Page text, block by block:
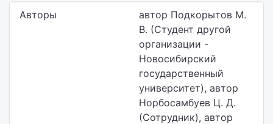
Авторы
автор Подкорытов М.
В. (Студент другой
организации -
Новосибирский
государственный
университет), автор
Норбосамбуев Ц. Д.
(Сотрудник), автор